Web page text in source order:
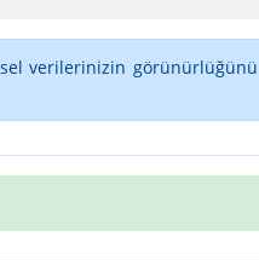
verilerinizin görünürlüğünü